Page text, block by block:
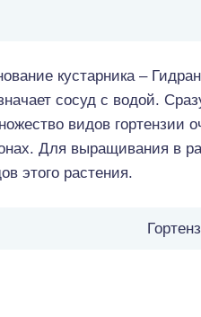
кустарника –
сосуд с водой.
видов гортензии
Для выращивания в
этого растения.